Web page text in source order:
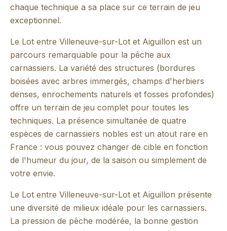
chaque technique a sa place sur ce terrain de jeu
exceptionnel.
Le Lot entre Villeneuve-sur-Lot et Aiguillon est un
parcours remarquable pour la pêche aux
carnassiers. La variété des structures (bordures
boisées avec arbres immergés, champs d'herbiers
denses, enrochements naturels et fosses profondes)
offre un terrain de jeu complet pour toutes les
techniques. La présence simultanée de quatre
espèces de carnassiers nobles est un atout rare en
France : vous pouvez changer de cible en fonction
de l'humeur du jour, de la saison ou simplement de
votre envie.
Le Lot entre Villeneuve-sur-Lot et Aiguillon présente
une diversité de milieux idéale pour les carnassiers.
La pression de pêche modérée, la bonne gestion